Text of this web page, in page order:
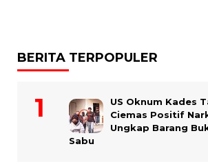
BERITA TERPOPULER
US Oknum Kades
Ciemas Positif
Ungkap Barang
Sabu